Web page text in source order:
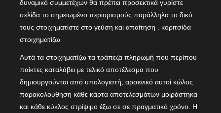
δυναμικό συμμετέχων θα πρέπει προσεκτικά γυρίστε
σελίδα το σημειωμένο περιορισμούς παράλληλα το δικό
τους στοιχηματίστε στο γεύση και απαίτηση . κοριτσίδα
στοιχηματίζω
Αυτά τα στοιχηματίζω τα τράπεζα πληρωμή που περίπου
παίκτες καταλάβει με τελικό αποτέλεσμα που
δημιουργούνται από υπολογιστή, αρσενικό αυτοί κώλος
παρακολούθηση κάθε κάρτα αποτελεσμάτων μοιράστηκα
και κάθε κύκλος στρίψιμο έξω σε σε πραγματικό χρόνο. Η